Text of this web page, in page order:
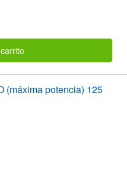
(máxima potencia) 125